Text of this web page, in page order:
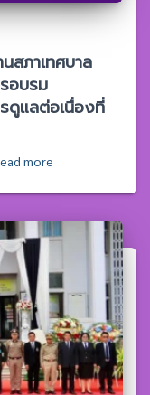
ภาเทศบาล
อบรม
ดูแลต่อเนื่องที่
more